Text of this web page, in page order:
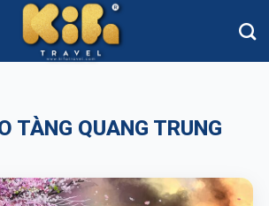
TÀNG QUANG TRUNG